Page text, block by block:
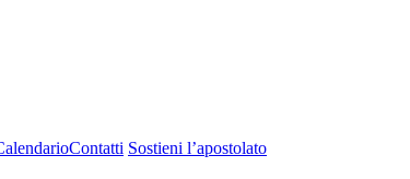
Contatti Sostieni l’apostolato